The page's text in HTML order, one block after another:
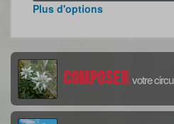
Plus d'options
Composer votre